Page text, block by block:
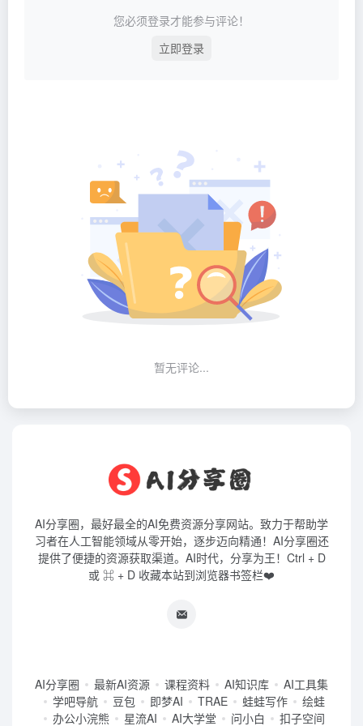
您必须登录才能参与评论！
立即登录
暂无评论...
AI分享圈，最好最全的AI免费资源分享网站。致力于帮助学
习者在人工智能领域从零开始，逐步迈向精通！AI分享圈还
提供了便捷的资源获取渠道。AI时代，分享为王！Ctrl + D
或 ⌘ + D 收藏本站到浏览器书签栏❤️
AI分享圈 最新AI资源 课程资料 AI知识库
AI工具集
学吧导航
豆包 即梦AI TRAE 蛙蛙写作
绘蛙
办公小浣熊
星流AI AI大学堂 问小白 扣子空间